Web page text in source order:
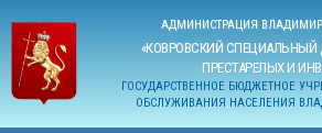
АДМИНИСТРАЦИЯ
«КОВРОВСКИЙ СПЕЦИАЛЬНЫЙ
ПРЕСТАРЕЛЫХ И
ГОСУДАРСТВЕННОЕ БЮДЖЕТНОЕ
ОБСЛУЖИВАНИЯ НАСЕЛЕНИЯ